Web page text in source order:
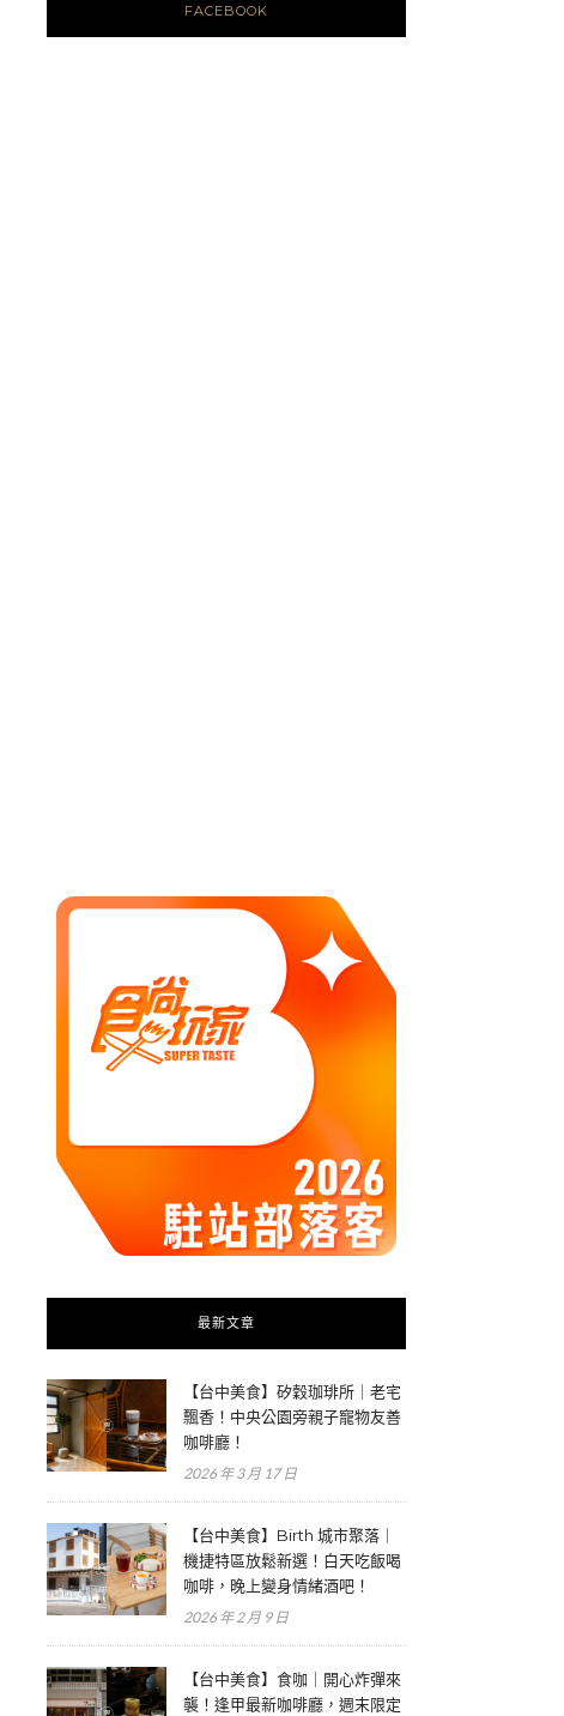
FACEBOOK
最新文章
【台中美食】矽穀珈琲所｜老宅
飄香！中央公園旁親子寵物友善
咖啡廳！
2026 年 3 月 17 日
【台中美食】Birth 城市聚落｜
機捷特區放鬆新選！白天吃飯喝
咖啡，晚上變身情緒酒吧！
2026 年 2 月 9 日
【台中美食】食咖｜開心炸彈來
襲！逢甲最新咖啡廳，週末限定